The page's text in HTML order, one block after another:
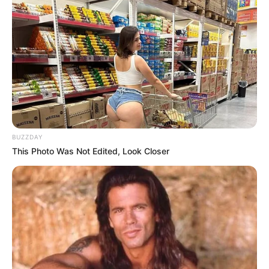
surrealista and cardíaco: o es el sismo que ya
nos toca (toquen madera), o UNA DESGRACIA
NACIONAL de proporciones épicas que te va a
helar la sangre. Pero no fue el cel. Fue tu propia
biología confundida por el morbo digital. Al
mirar la pantalla, te topaste con un titular
cortado por el algoritmo traicionero de
Zuckerberg, un titular que parecía una
sentencia de muerte disfrazada de chisme de
nota roja:
“Esta joven policia despues de su servicio la
graban teni… Ver más”
¡No mames, güey! Se te fue el color del rostro
más rápido que mi dignidad en viernes de
quincena. Tu cerebro, entrenado por años de
vivir al filo de la nota roja, completó la frase en
BUZZDAY
This Photo Was Not Edited, Look Closer